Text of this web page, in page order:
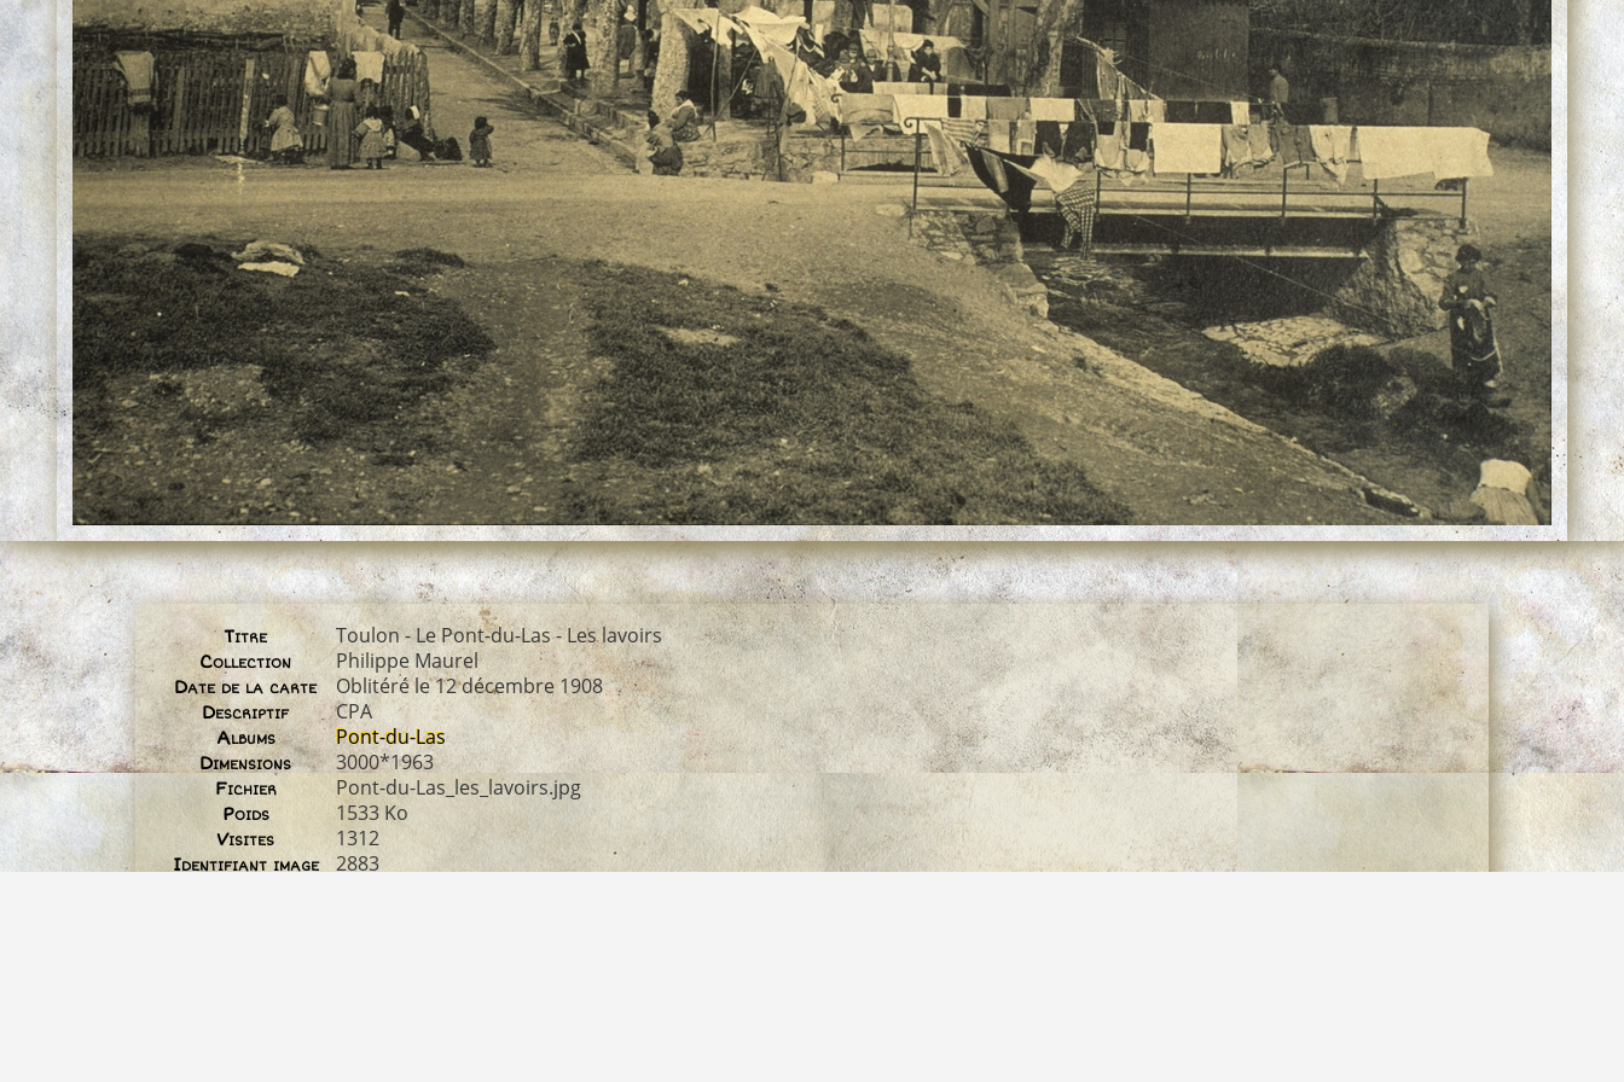
Titre Toulon - Le Pont-du-Las - Les lavoirs
Collection Philippe Maurel
Date de la carte Oblitéré le 12 décembre 1908
Descriptif CPA
Albums Pont-du-Las
Dimensions 3000*1963
Fichier Pont-du-Las_les_lavoirs.jpg
Poids 1533 Ko
Visites 1312
Identifiant image 2883